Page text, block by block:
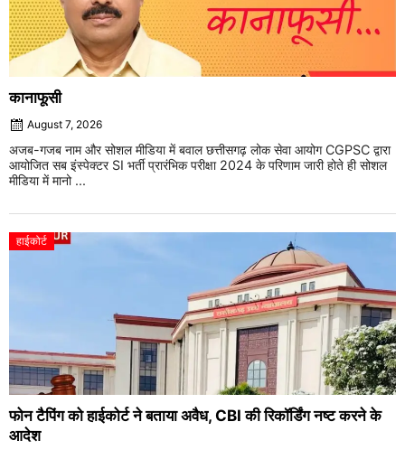
कानाफूसी
August 7, 2026
अजब-गजब नाम और सोशल मीडिया में बवाल छत्तीसगढ़ लोक सेवा आयोग CGPSC द्वारा
आयोजित सब इंस्पेक्टर SI भर्ती प्रारंभिक परीक्षा 2024 के परिणाम जारी होते ही सोशल
मीडिया में मानो ...
हाईकोर्ट
फोन टैपिंग को हाईकोर्ट ने बताया अवैध, CBI की रिकॉर्डिंग नष्ट करने के
आदेश